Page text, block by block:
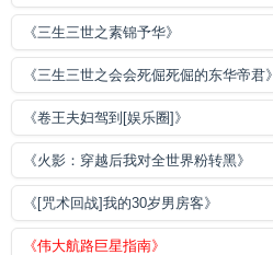
《三生三世之素锦予华》
《三生三世之会会死倔死倔的东华帝君》
《卷王夫妇驾到[娱乐圈]》
《火影：穿越后我对全世界粉转黑》
《[咒术回战]我的30岁男房客》
《伟大航路巨星指南》